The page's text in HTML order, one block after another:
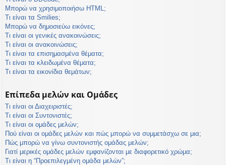
Μπορώ να χρησιμοποιήσω HTML;
Τι είναι τα Smilies;
Μπορώ να δημοσιεύω εικόνες;
Τι είναι οι γενικές ανακοινώσεις;
Τι είναι οι ανακοινώσεις;
Τι είναι τα επισημασμένα θέματα;
Τι είναι τα κλειδωμένα θέματα;
Τι είναι τα εικονίδια θεμάτων;
Επίπεδα μελών και Ομάδες
Τι είναι οι Διαχειριστές;
Τι είναι οι Συντονιστές;
Τι είναι οι ομάδες μελών;
Πού είναι οι ομάδες μελών και πώς μπορώ να συμμετάσχω σε μια;
Πώς μπορώ να γίνω συντονιστής ομάδας μελών;
Γιατί μερικές ομάδες μελών εμφανίζονται με διαφορετικό χρώμα;
Τι είναι η “Προεπιλεγμένη ομάδα μελών”;